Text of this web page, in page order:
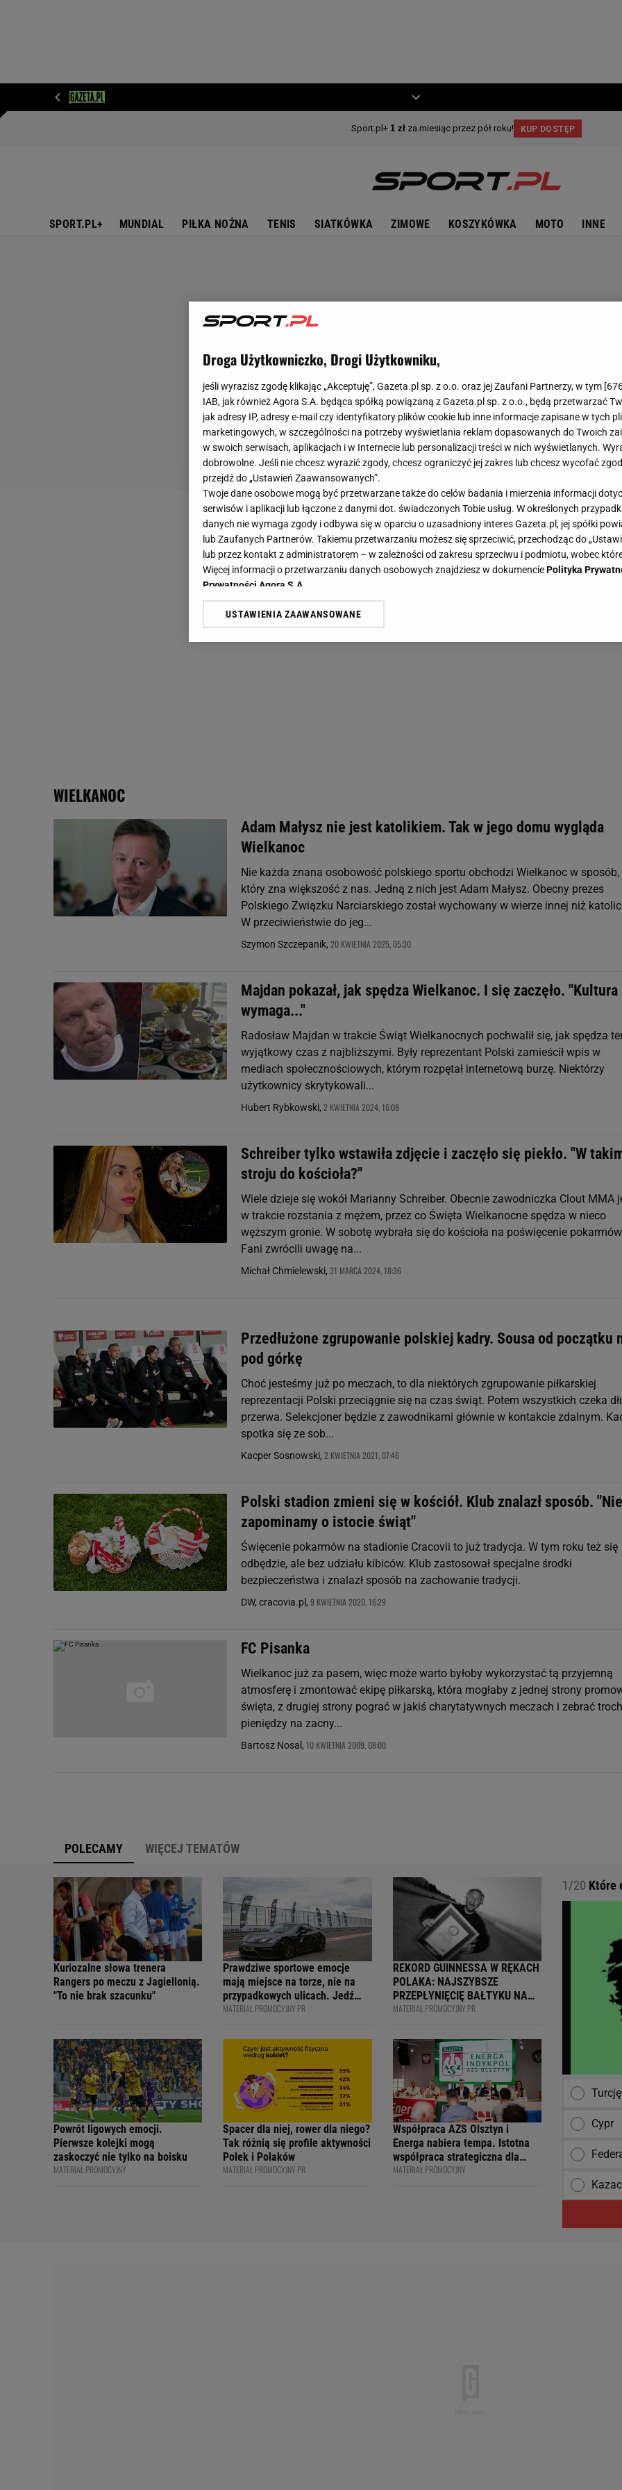
SPORT.PL+ MUNDIAL PIŁKA NOŻNA TENIS SIATKÓWKA ZIMOWE KOSZYKÓWKA MOTO INNE
WIELKANOC
Adam Małysz nie jest katolikiem. Tak w jego domu wygląda
Wielkanoc
Nie każda znana osobowość polskiego sportu obchodzi Wielkanoc w sposób,
który zna większość z nas. Jedną z nich jest Adam Małysz. Obecny prezes
Polskiego Związku Narciarskiego został wychowany w wierze innej niż
W przeciwieństwie do jeg...
Szymon Szczepanik, 20 KWIETNIA 2025, 05:30
Majdan pokazał, jak spędza Wielkanoc. I się zaczęło. "Kultura
wymaga..."
Radosław Majdan w trakcie Świąt Wielkanocnych pochwalił się, jak spędza
wyjątkowy czas z najbliższymi. Były reprezentant Polski zamieścił wpis w
mediach społecznościowych, którym rozpętał internetową burzę. Niektórzy
użytkownicy skrytykowali...
Hubert Rybkowski, 2 KWIETNIA 2024, 16:08
Schreiber tylko wstawiła zdjęcie i zaczęło się piekło. "W
stroju do kościoła?"
Wiele dzieje się wokół Marianny Schreiber. Obecnie zawodniczka Clout MMA
w trakcie rozstania z mężem, przez co Święta Wielkanocne spędza w nieco
węższym gronie. W sobotę wybrała się do kościoła na poświęcenie
Fani zwrócili uwagę na...
Michał Chmielewski, 31 MARCA 2024, 18:36
Przedłużone zgrupowanie polskiej kadry. Sousa od początku
pod górkę
Choć jesteśmy już po meczach, to dla niektórych zgrupowanie piłkarskiej
reprezentacji Polski przeciągnie się na czas świąt. Potem wszystkich czeka
przerwa. Selekcjoner będzie z zawodnikami głównie w kontakcie zdalnym.
spotka się ze sob...
Kacper Sosnowski, 2 KWIETNIA 2021, 07:46
Polski stadion zmieni się w kościół. Klub znalazł sposób. "Nie
zapominamy o istocie świąt"
Święcenie pokarmów na stadionie Cracovii to już tradycja. W tym roku też się
odbędzie, ale bez udziału kibiców. Klub zastosował specjalne środki
bezpieczeństwa i znalazł sposób na zachowanie tradycji.
DW, cracovia.pl, 9 KWIETNIA 2020, 16:29
FC Pisanka
Wielkanoc już za pasem, więc może warto byłoby wykorzystać tą przyjemną
atmosferę i zmontować ekipę piłkarską, która mogłaby z jednej strony
święta, z drugiej strony pograć w jakiś charytatywnych meczach i zebrać
pieniędzy na zacny...
Bartosz Nosal, 10 KWIETNIA 2009, 08:00
POLECAMY WIĘCEJ TEMATÓW
Kuriozalne słowa trenera
Rangers po meczu z Jagiellonią.
"To nie brak szacunku"
Prawdziwe sportowe emocje
mają miejsce na torze, nie na
przypadkowych ulicach. Jedź
bezpiecznie - apelują
internetowi twórcy na 4F Racing
Academy
MATERIAŁ PROMOCYJNY PR
REKORD GUINNESSA W RĘKACH
POLAKA: NAJSZYBSZE
PRZEPŁYNIĘCIĘ BAŁTYKU NA
DESCE WINDSURFINGOWEJ -
KSIĘGI
MATERIAŁ PROMOCYJNY PR
Powrót ligowych emocji.
Pierwsze kolejki mogą
zaskoczyć nie tylko na boisku
MATERIAŁ PROMOCYJNY
Spacer dla niej, rower dla niego?
Tak różnią się profile aktywności
Polek i Polaków
MATERIAŁ PROMOCYJNY PR
Współpraca AZS Olsztyn i
Energa nabiera tempa. Istotna
współpraca strategiczna dla
siatkarskiego klubu i marki
MATERIAŁ PROMOCYJNY
1/20 Które
Turcję
Cypr
Droga Użytkowniczko, Drogi Użytkowniku,
jeśli wyrazisz zgodę klikając „Akceptuję”, Gazeta.pl sp. z o.o. oraz jej Zaufani Partnerzy, w tym [
IAB, jak również Agora S.A. będąca spółką powiązaną z Gazeta.pl sp. z o.o., będą przetwarzać
jak adresy IP, adresy e-mail czy identyfikatory plików cookie lub inne informacje zapisane w tych
marketingowych, w szczególności na potrzeby wyświetlania reklam dopasowanych do Twoich
w swoich serwisach, aplikacjach i w Internecie lub personalizacji treści w nich wyświetlanych.
dobrowolne. Jeśli nie chcesz wyrazić zgody, chcesz ograniczyć jej zakres lub chcesz wycofać
przejdź do „Ustawień Zaawansowanych”.
Twoje dane osobowe mogą być przetwarzane także do celów badania i mierzenia informacji
serwisów i aplikacji lub łączone z danymi dot. świadczonych Tobie usług. W określonych
danych nie wymaga zgody i odbywa się w oparciu o uzasadniony interes Gazeta.pl, jej spółki
lub Zaufanych Partnerów. Takiemu przetwarzaniu możesz się sprzeciwić, przechodząc do
lub przez kontakt z administratorem – w zależności od zakresu sprzeciwu i podmiotu, wobec
Więcej informacji o przetwarzaniu danych osobowych znajdziesz w dokumenciePolityka
Prywatności Agora S.A.
Klikając „Akceptuję” wyrażasz też zgodę na zainstalowanie i przechowywanie plików cookie
Zaufanych Partnerów i Agora S.A. na Twoim urządzeniu końcowym. Możesz w każdej chwili
USTAWIENIA ZAAWANSOWANE